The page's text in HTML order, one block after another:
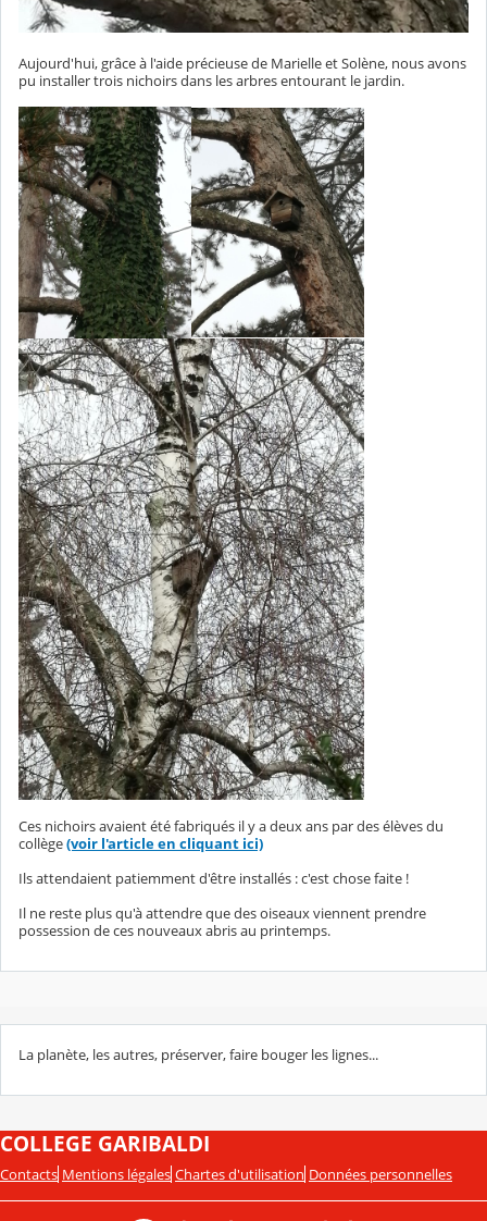
Aujourd'hui, grâce à l'aide précieuse de Marielle et Solène, nous avons
pu installer trois nichoirs dans les arbres entourant le jardin.
Ces nichoirs avaient été fabriqués il y a deux ans par des élèves du
collège(voir l'article en cliquant ici)
Ils attendaient patiemment d'être installés : c'est chose faite !
Il ne reste plus qu'à attendre que des oiseaux viennent prendre
possession de ces nouveaux abris au printemps.
La planète, les autres, préserver, faire bouger les lignes...
COLLEGE GARIBALDI
Contacts Mentions légales Chartes d'utilisation Données personnelles